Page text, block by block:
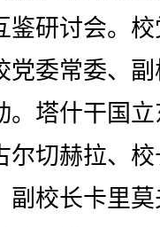
鉴研讨会。
党委常委、
。塔什干国
尔切赫拉、
副校长卡里